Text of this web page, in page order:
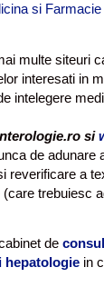
si Farmacie
multe siteuri
interesati in
intelegere
si
de adunare
reverificare a
trebuiesc
de
hepatologie in